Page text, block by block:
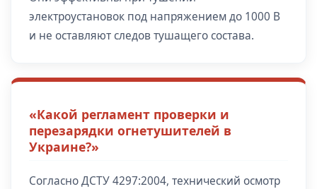
электроустановок под напряжением до 1000 В
и не оставляют следов тушащего состава.
«Какой регламент проверки и
перезарядки огнетушителей в
Украине?»
Согласно ДСТУ 4297:2004, технический осмотр